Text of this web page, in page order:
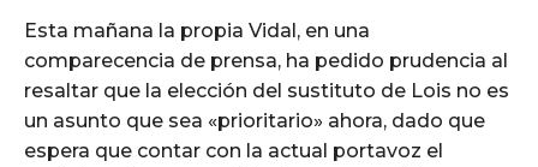
Esta mañana la propia Vidal, en una
comparecencia de prensa, ha pedido prudencia al
resaltar que la elección del sustituto de Lois no es
un asunto que sea «prioritario» ahora, dado que
espera que contar con la actual portavoz el